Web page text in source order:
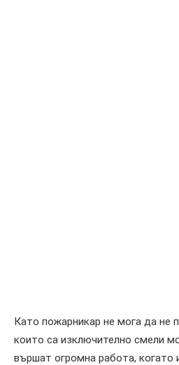
Като пожарникар не мога да не
които са изключително смели
вършат огромна работа, когато